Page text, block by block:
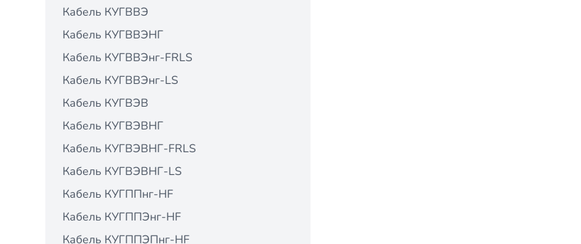
Кабель КУГВВЭ
Кабель КУГВВЭНГ
Кабель КУГВВЭнг-FRLS
Кабель КУГВВЭнг-LS
Кабель КУГВЭВ
Кабель КУГВЭВНГ
Кабель КУГВЭВНГ-FRLS
Кабель КУГВЭВНГ-LS
Кабель КУГППнг-HF
Кабель КУГППЭнг-HF
Кабель КУГППЭПнг-HF